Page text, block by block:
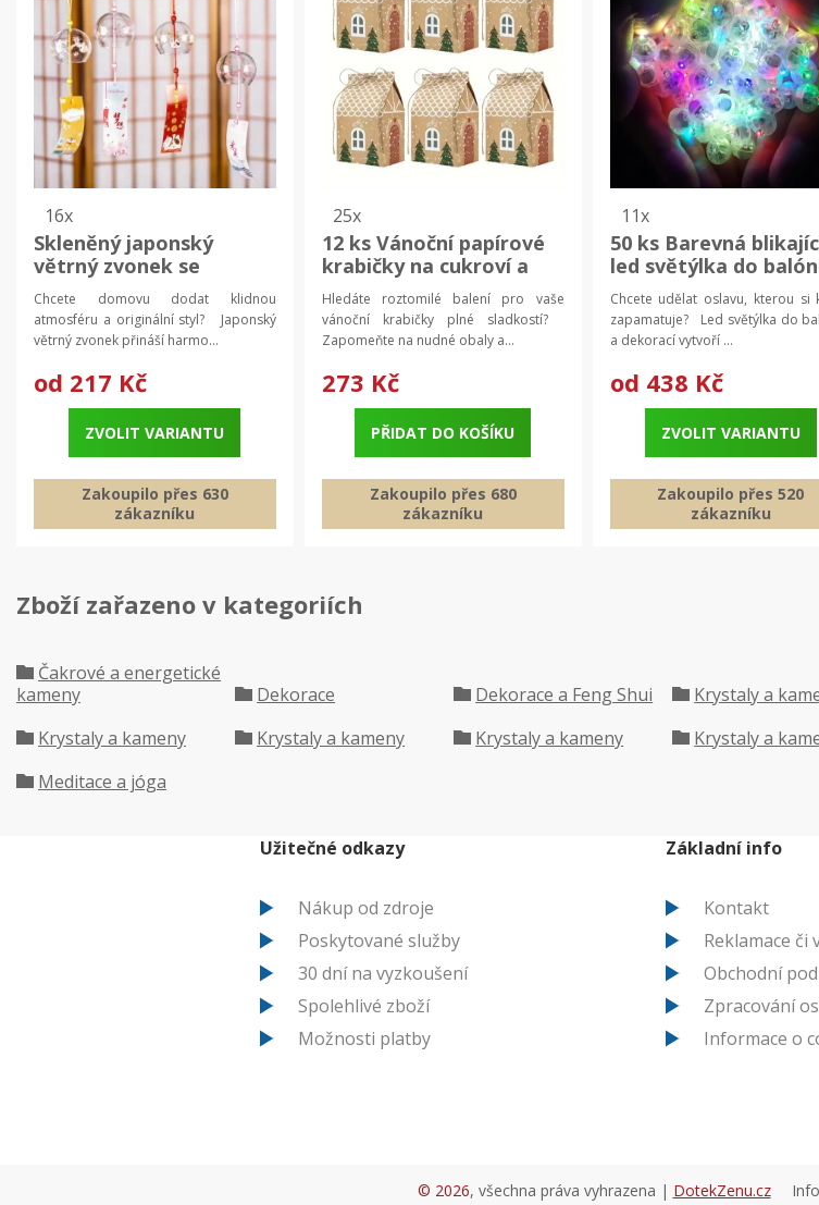
16x
Skleněný japonský
větrný zvonek se
sakurou | japonská
dekorace, domácí
dekorace
Chcete domovu dodat klidnou
atmosféru a originální styl? Japonský
větrný zvonek přináší harmo...
od 217 Kč
ZVOLIT VARIANTU
Zakoupilo přes 630
zákazníku
25x
12 ks Vánoční papírové
krabičky na cukroví a
bonbony | vánoční
krabičky, dárkové balení
Hledáte roztomilé balení pro vaše
vánoční krabičky plné sladkostí?
Zapomeňte na nudné obaly a...
273 Kč
PŘIDAT DO KOŠÍKU
Zakoupilo přes 680
zákazníku
11x
50 ks Barevná
led světýlka do
| párty dekorace, led
ozdoby
Chcete udělat oslavu, kterou si
zapamatuje? Led světýlka do
a dekorací vytvoří ...
od 438 Kč
ZVOLIT VARIANTU
Zakoupilo přes 520
zákazníku
Zboží zařazeno v kategoriích
Čakrové a energetické
kameny
Dekorace Dekorace a Feng Shui Krystaly a
Krystaly a kameny
Krystaly a kameny Krystaly a kameny Krystaly a
Meditace a jóga
Užitečné odkazy
Nákup od zdroje
Poskytované služby
30 dní na vyzkoušení
Spolehlivé zboží
Možnosti platby
Základní info
Kontakt
Reklamace či
Obchodní
Zpracování
Informace o
© 2026, všechna práva vyhrazena | DotekZenu.cz